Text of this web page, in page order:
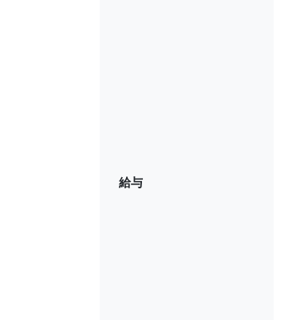
給与